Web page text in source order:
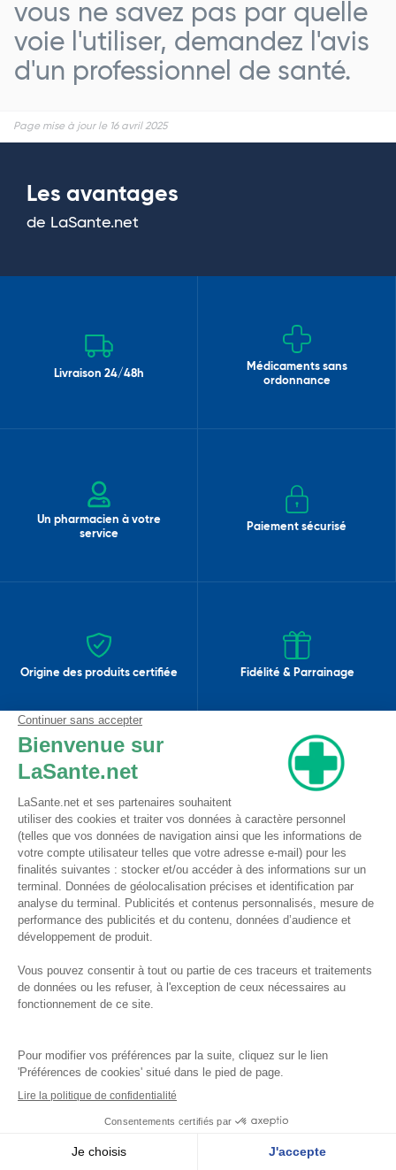
vous ne savez pas par quelle
voie l'utiliser, demandez l'avis
d'un professionnel de santé.
Page mise à jour le 16 avril 2025
Les avantages
de LaSante.net
Livraison 24/48h
Médicaments sans
ordonnance
Un pharmacien à votre
service
Paiement sécurisé
Origine des produits certifiée Fidélité & Parrainage
Avis clients
Basé sur 62 avis.
Voir tous les avis
X FacebookInstagram Youtube LinkedIn
La presse parle de nous
Chaque mois dans notre newsletter, toutes les offres, nouveautés et
sélections.
Input